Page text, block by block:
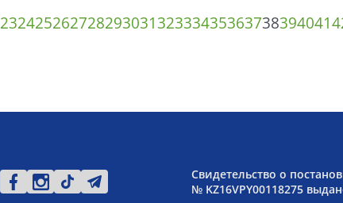
23242526272829303132333435363738394041
Свидетельство о
№ KZ16VPY00118275